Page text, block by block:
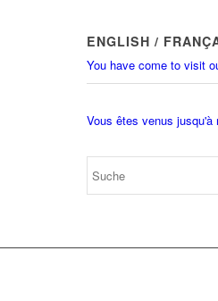
ENGLISH /
You have come to visit
Vous êtes venus jusqu'à